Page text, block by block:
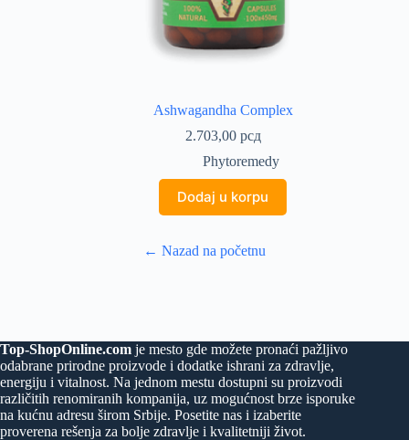
Ashwagandha Complex
2.703,00 рсд
Phytoremedy
Dodaj u korpu
← Nazad na početnu
Top-ShopOnline.com je mesto gde možete pronaći pažljivo
odabrane prirodne proizvode i dodatke ishrani za zdravlje,
energiju i vitalnost. Na jednom mestu dostupni su proizvodi
različitih renomiranih kompanija, uz mogućnost brze isporuke
na kućnu adresu širom Srbije. Posetite nas i izaberite
proverena rešenja za bolje zdravlje i kvalitetniji život.